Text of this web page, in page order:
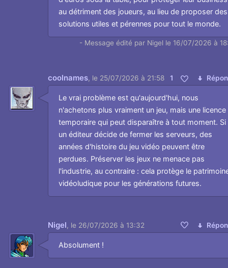
au détriment des joueurs, au lieu de proposer des
solutions utiles et pérennes pour tout le monde.
- Message édité par Nigel le 16/07/2026 à
coolnames, le 25/07/2026 à 21:58 1
Le vrai problème est qu'aujourd'hui, nous
n'achetons plus vraiment un jeu, mais une licence
temporaire qui peut disparaître à tout moment. Si
un éditeur décide de fermer les serveurs, des
années d'histoire du jeu vidéo peuvent être
perdues. Préserver les jeux ne menace pas
l'industrie, au contraire : cela protège le
vidéoludique pour les générations futures.
Nigel, le 26/07/2026 à 13:32
Absolument !